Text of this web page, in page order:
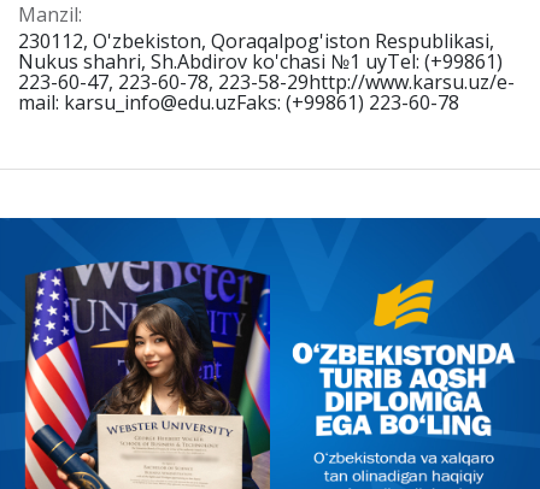
Manzil:
230112, O'zbekiston, Qoraqalpog'iston Respublikasi,
Nukus shahri, Sh.Abdirov ko'chasi №1 uyTel: (+99861)
223-60-47, 223-60-78, 223-58-29http://www.karsu.uz/e-
mail: karsu_info@edu.uzFaks: (+99861) 223-60-78